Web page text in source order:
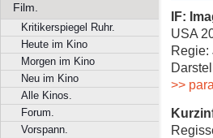
Film.
Kritikerspiegel Ruhr.
Heute im Kino
Morgen im Kino
Neu im Kino
Alle Kinos.
Forum.
Vorspann.
IF:
USA
Regie:
>>